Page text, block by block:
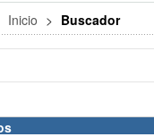
Inicio > Buscador